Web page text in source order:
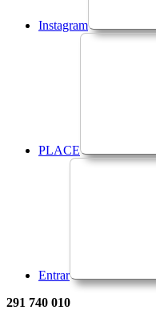
Instagram
PLACE
Entrar
291 740 010